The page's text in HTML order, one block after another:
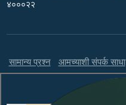
४०००२२
सामान्य प्रश्न आमच्याशी संपर्क साधा